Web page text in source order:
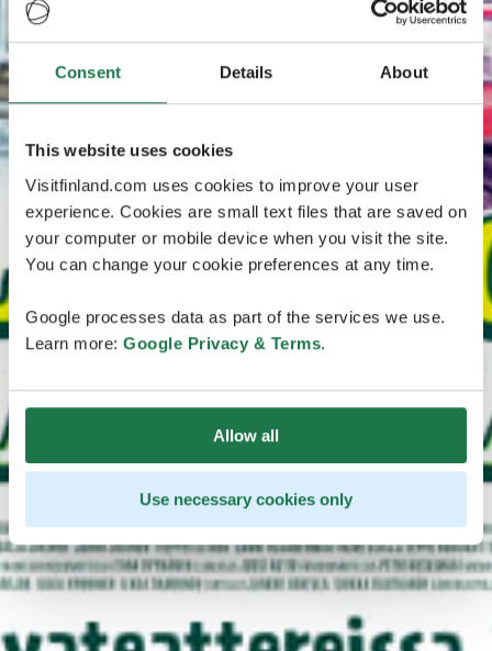
Consent Details About
This website uses cookies
Visitfinland.com uses cookies to improve your user
experience. Cookies are small text files that are saved on
your computer or mobile device when you visit the site.
You can change your cookie preferences at any time.
Google processes data as part of the services we use.
Learn more: Google Privacy & Terms.
Allow all
Use necessary cookies only